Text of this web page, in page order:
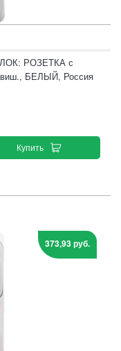
РОЗЕТКА с
БЕЛЫЙ, Россия
Купить
373,93 руб.